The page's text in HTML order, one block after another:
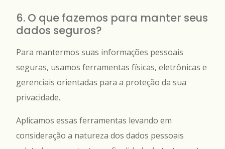
6. O que fazemos para manter seus
dados seguros?
Para mantermos suas informações pessoais
seguras, usamos ferramentas físicas, eletrônicas e
gerenciais orientadas para a proteção da sua
privacidade.
Aplicamos essas ferramentas levando em
consideração a natureza dos dados pessoais